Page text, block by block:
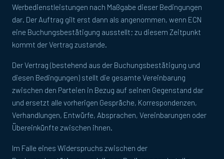
Werbedienstleistungen nach Maßgabe dieser Bedingungen
dar. Der Auftrag gilt erst dann als angenommen, wenn ECN
eine Buchungsbestätigung ausstellt; zu diesem Zeitpunkt
kommt der Vertrag zustande.
Der Vertrag (bestehend aus der Buchungsbestätigung und
diesen Bedingungen) stellt die gesamte Vereinbarung
zwischen den Parteien in Bezug auf seinen Gegenstand dar
und ersetzt alle vorherigen Gespräche, Korrespondenzen,
Verhandlungen, Entwürfe, Absprachen, Vereinbarungen oder
Übereinkünfte zwischen ihnen.
Im Falle eines Widerspruchs zwischen der